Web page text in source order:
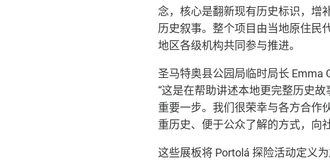
念，核心是翻新现有历史标识，增
历史叙事。整个项目由当地原住民
地区各级机构共同参与推进。
圣马特奥县公园局临时局长 Emma
“这是在帮助讲述本地更完整历史
重要一步。我们很荣幸与各方合作
重历史、便于公众了解的方式，向
这些展板将 Portolá 探险活动定义